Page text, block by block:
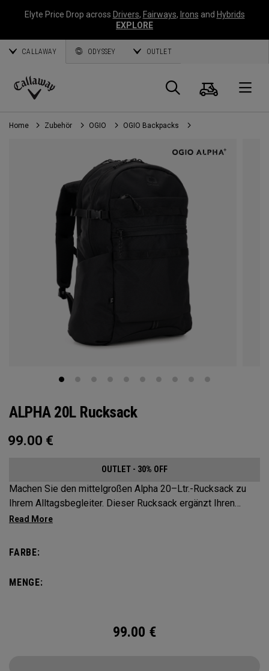
Elyte Price Drop across Drivers, Fairways, Irons and Hybrids
EXPLORE
CALLAWAY ODYSSEY OUTLET
Callaway
Golf
Suche
Home Zubehör OGIO OGIO Backpacks
ALPHA 20L Rucksack
99.00 €
OUTLET - 30% OFF
Machen Sie den mittelgroßen Alpha 20–Ltr.-Rucksack zu
Ihrem Alltagsbegleiter. Dieser Rucksack ergänzt Ihren
aktiven Lebensstil und ist geräumig genug für die
nicht zu viel Gewicht herumzutragen. Der Alpha Rucksack
abverlangt.
FARBE:
MENGE:
99.00 €